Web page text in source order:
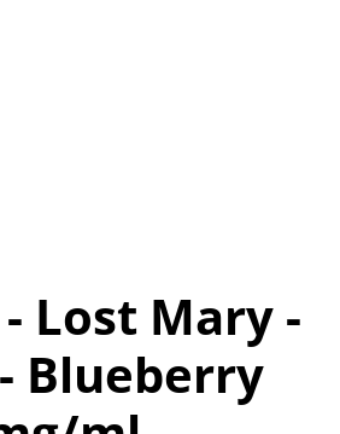
- Lost Mary -
Blueberry